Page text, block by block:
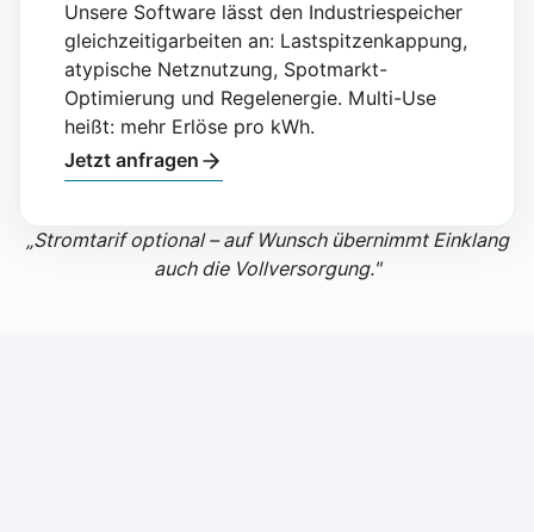
Unsere Software lässt den Industriespeicher
gleichzeitigarbeiten an: Lastspitzenkappung,
atypische Netznutzung, Spotmarkt-
Optimierung und Regelenergie. Multi-Use
heißt: mehr Erlöse pro kWh.
Jetzt anfragen
„Stromtarif optional – auf Wunsch übernimmt Einklang
auch die Vollversorgung."